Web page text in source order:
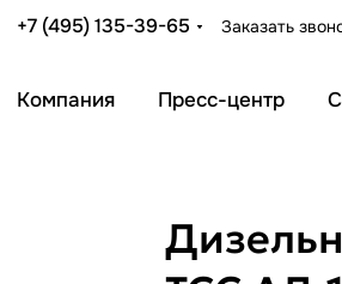
+7 (495) 135-39-65 Заказать
Компания Пресс-центр